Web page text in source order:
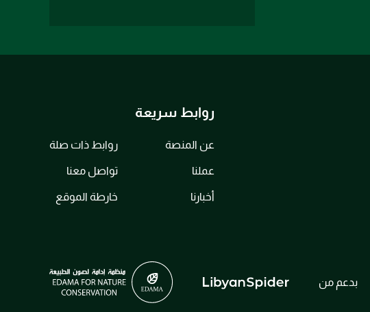
روابط سريعة
عن المنصة
عملنا
أخبارنا
روابط ذات صلة
تواصل معنا
خارطة الموقع
بدعم من